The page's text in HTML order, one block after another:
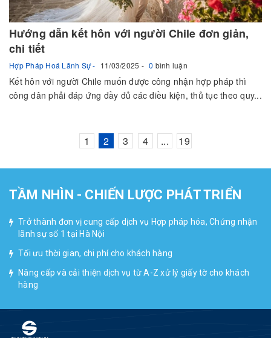
Hướng dẫn kết hôn với người Chile đơn giản,
chi tiết
Hợp Pháp Hoá Lãnh Sự 11/03/2025 0 bình luận
Kết hôn với người Chile muốn được công nhận hợp pháp thì
công dân phải đáp ứng đầy đủ các điều kiện, thủ tục theo quy...
1 2 3 4 ... 19
TẦM NHÌN - CHIẾN LƯỢC PHÁT TRIỂN
Trở thành đơn vị cung cấp dịch vụ Hợp pháp hóa, Chứng nhận
lãnh sự số 1 tại Hà Nội
Tối ưu thời gian, chi phí cho khách hàng
Nâng cấp và cải thiện dịch vụ từ A-Z xử lý giấy tờ cho khách
hàng